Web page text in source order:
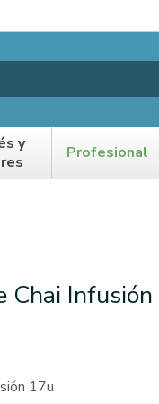
y
Profesional
Chai
17u